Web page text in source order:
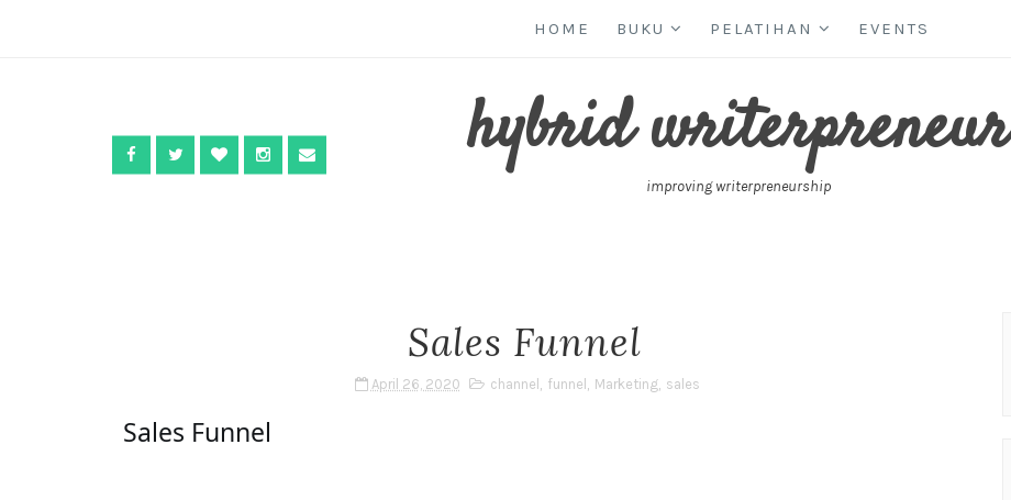
HOME BUKU PELATIHAN EVENTS
hybrid writerpreneur
improving writerpreneurship
Sales Funnel
April 26, 2020 channel , funnel , Marketing, sales
Sales Funnel